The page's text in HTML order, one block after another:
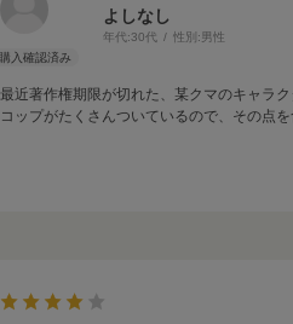
よしなし
年代:30代 性別:男性
最近著作権期限が切れた、某クマのキャラク
コップがたくさんついているので、その点を